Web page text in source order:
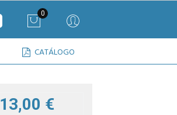
0
CATÁLOGO
13,00 €